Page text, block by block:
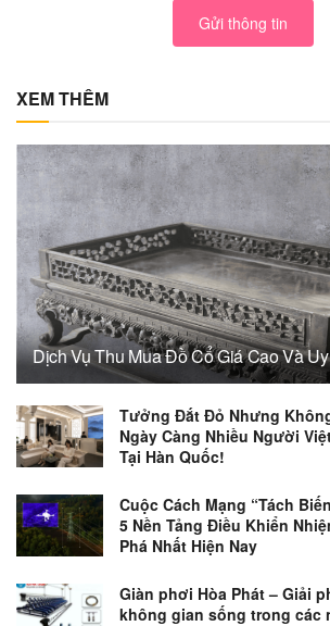
Gửi thông tin
XEM THÊM
Dịch Vụ Thu Mua Đồ Cổ Giá Cao Và
Tưởng Đắt Đỏ Nhưng
Ngày Càng Nhiều Người
Tại Hàn Quốc!
Cuộc Cách Mạng “Tách
5 Nền Tảng Điều Khiển
Phá Nhất Hiện Nay
Giàn phơi Hòa Phát – Giải
không gian sống trong các